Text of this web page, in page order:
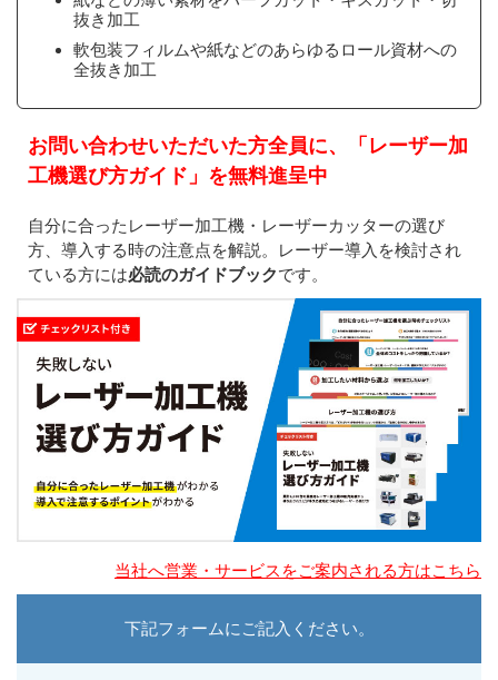
抜き加工
軟包装フィルムや紙などのあらゆるロール資材への
全抜き加工
お問い合わせいただいた方全員に、「レーザー加
工機選び方ガイド」を無料進呈中
自分に合ったレーザー加工機・レーザーカッターの選び
方、導入する時の注意点を解説。レーザー導入を検討され
ている方には必読のガイドブックです。
当社へ営業・サービスをご案内される方はこちら
下記フォームにご記入ください。